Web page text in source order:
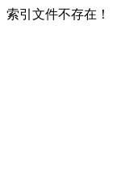
索引文件不存在！